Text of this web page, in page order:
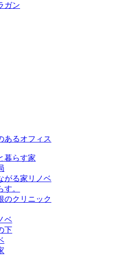
ガン
あるオフィス
暮らす家
がる家リノベ
。
のクリニック
ベ
下